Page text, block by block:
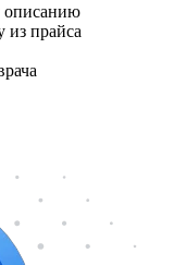
описанию
из прайса